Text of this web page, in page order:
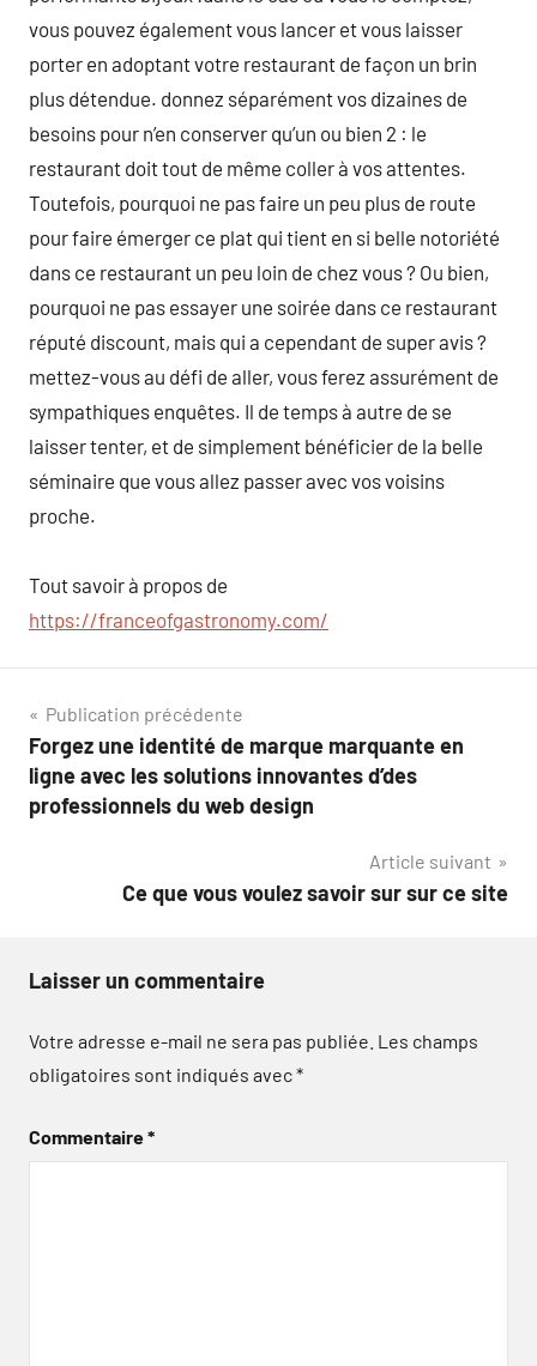
vous pouvez également vous lancer et vous laisser
porter en adoptant votre restaurant de façon un brin
plus détendue. donnez séparément vos dizaines de
besoins pour n’en conserver qu’un ou bien 2 : le
restaurant doit tout de même coller à vos attentes.
Toutefois, pourquoi ne pas faire un peu plus de route
pour faire émerger ce plat qui tient en si belle notoriété
dans ce restaurant un peu loin de chez vous ? Ou bien,
pourquoi ne pas essayer une soirée dans ce restaurant
réputé discount, mais qui a cependant de super avis ?
mettez-vous au défi de aller, vous ferez assurément de
sympathiques enquêtes. Il de temps à autre de se
laisser tenter, et de simplement bénéficier de la belle
séminaire que vous allez passer avec vos voisins
proche.
Tout savoir à propos de
https://franceofgastronomy.com/
Navigation
de
l’article
Publication précédente
Forgez une identité de marque marquante en
ligne avec les solutions innovantes d’des
professionnels du web design
Article suivant
Ce que vous voulez savoir sur sur ce site
Laisser un commentaire
Votre adresse e-mail ne sera pas publiée. Les champs
obligatoires sont indiqués avec*
Commentaire*